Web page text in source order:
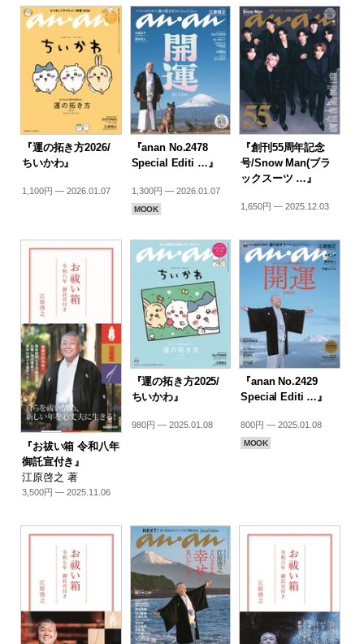
『運の拓き方2026/
ちいかわ』
1,100円 — 2026.01.07
『anan No.2478
Special Editi …』
1,300円 — 2026.01.07
MOOK
『創刊55周年記念
号/Snow Man(ブラ
ックスーツ …』
1,650円 — 2025.12.03
『お祓い箱 令和八年
御託宣付き』
江原啓之 著
3,500円 — 2025.11.06
『運の拓き方2025/
ちいかわ』
980円 — 2025.01.08
『anan No.2429
Special Editi …』
800円 — 2025.01.08
MOOK